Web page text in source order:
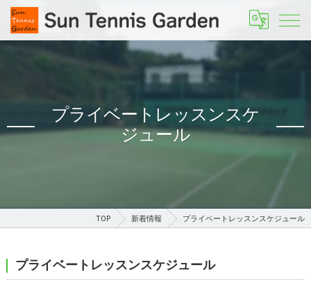
プライベートレッスンスケ
ジュール
TOP 新着情報 プライベートレッスンスケジュール
プライベートレッスンスケジュール